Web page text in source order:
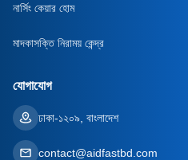
নার্সিং কেয়ার হোম
মাদকাসক্তি নিরাময় কেন্দ্র
যোগাযোগ
ঢাকা-১২০৯, বাংলাদেশ
contact@aidfastbd.com